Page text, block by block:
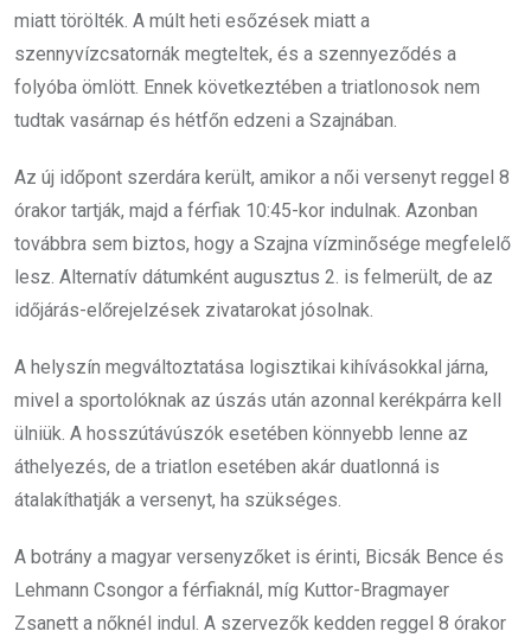
miatt törölték. A múlt heti esőzések miatt a
szennyvízcsatornák megteltek, és a szennyeződés a
folyóba ömlött. Ennek következtében a triatlonosok nem
tudtak vasárnap és hétfőn edzeni a Szajnában.
Az új időpont szerdára került, amikor a női versenyt reggel 8
órakor tartják, majd a férfiak 10:45-kor indulnak. Azonban
továbbra sem biztos, hogy a Szajna vízminősége megfelelő
lesz. Alternatív dátumként augusztus 2. is felmerült, de az
időjárás-előrejelzések zivatarokat jósolnak.
A helyszín megváltoztatása logisztikai kihívásokkal járna,
mivel a sportolóknak az úszás után azonnal kerékpárra kell
ülniük. A hosszútávúszók esetében könnyebb lenne az
áthelyezés, de a triatlon esetében akár duatlonná is
átalakíthatják a versenyt, ha szükséges.
A botrány a magyar versenyzőket is érinti, Bicsák Bence és
Lehmann Csongor a férfiaknál, míg Kuttor-Bragmayer
Zsanett a nőknél indul. A szervezők kedden reggel 8 órakor